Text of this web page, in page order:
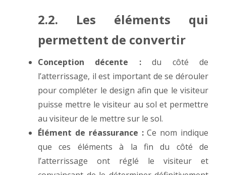
2.2. Les éléments qui
permettent de convertir
Conception décente :du côté de
l’atterrissage, il est important de se dérouler
pour compléter le design afin que le visiteur
puisse mettre le visiteur au sol et permettre
au visiteur de le mettre sur le sol.
Élément de réassurance :Ce nom indique
que ces éléments à la fin du côté de
l’atterrissage ont réglé le visiteur et